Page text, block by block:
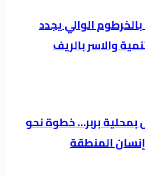
بالخرطوم الوالي يجدد
والاسر بالريف
بربر… خطوة نحو
المنطقة